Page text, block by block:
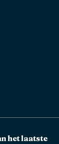
het laatste